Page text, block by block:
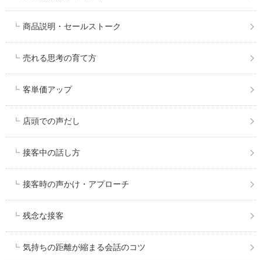
商品説明・セールストーク
売れる思考の育て方
客単価アップ
店頭での声だし
接客中の話し方
接客時の声かけ・アプローチ
残念な接客
気持ちの距離が縮まる会話のコツ